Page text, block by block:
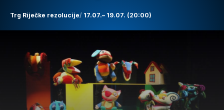
Trg Riječke rezolucije 17.07.– 19.07. (20:00)